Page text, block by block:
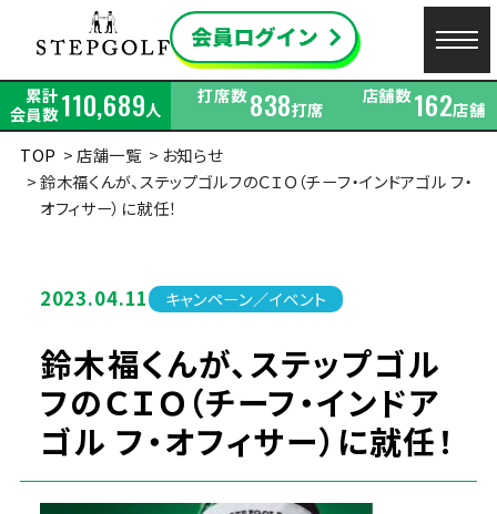
累計
会員数110,689人
打席数838打席
店舗数162店舗
TOP
店舗一覧
お知らせ
鈴⽊福くんが、ステップゴルフのＣＩＯ（チーフ・インドアゴル フ・
オフィサー）に就任！
2023.04.11 キャンペーン／イベント
鈴⽊福くんが、ステップゴル
フのＣＩＯ（チーフ・インドア
ゴル フ・オフィサー）に就任！